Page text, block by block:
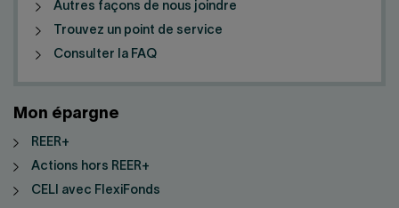
Autres façons de nous joindre
Trouvez un point de service
Consulter la FAQ
Mon épargne
REER+
Actions hors REER+
CELI avec FlexiFonds